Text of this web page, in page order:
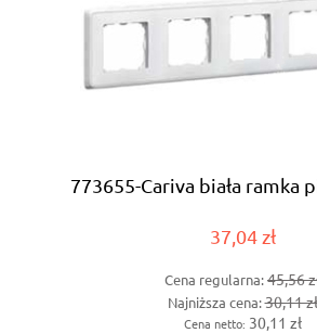
773655-Cariva biała ramka
37,04 zł
Cena regularna:45,56
Najniższa cena:30,11 zł
Cena netto: 30,11 zł